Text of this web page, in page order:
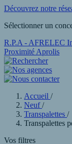
Découvrez notre
Sélectionner un
R.P.A - AFRELEC
Proximité Aprolis
Accueil /
Neuf /
Transpalettes /
Transpalettes
Vos filtres